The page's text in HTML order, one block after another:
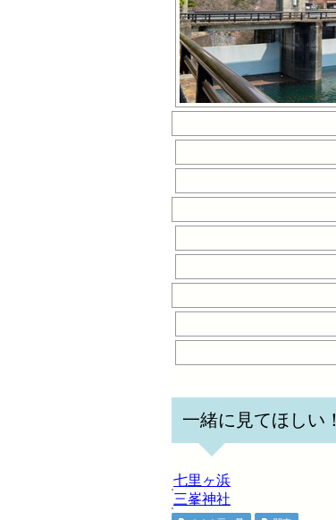
一緒に見てほしい！
七里ヶ浜
三峯神社